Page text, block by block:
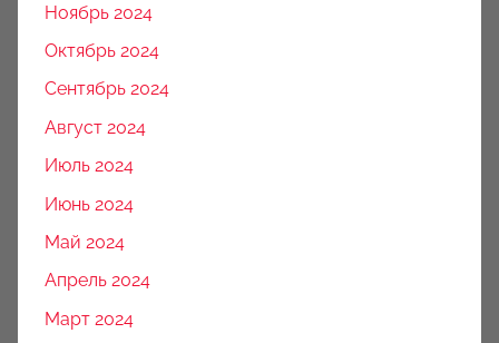
Ноябрь 2024
Октябрь 2024
Сентябрь 2024
Август 2024
Июль 2024
Июнь 2024
Май 2024
Апрель 2024
Март 2024